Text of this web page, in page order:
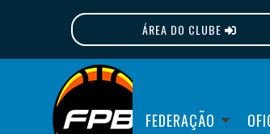
ÁREA DO CLUBE
FEDERAÇÃO